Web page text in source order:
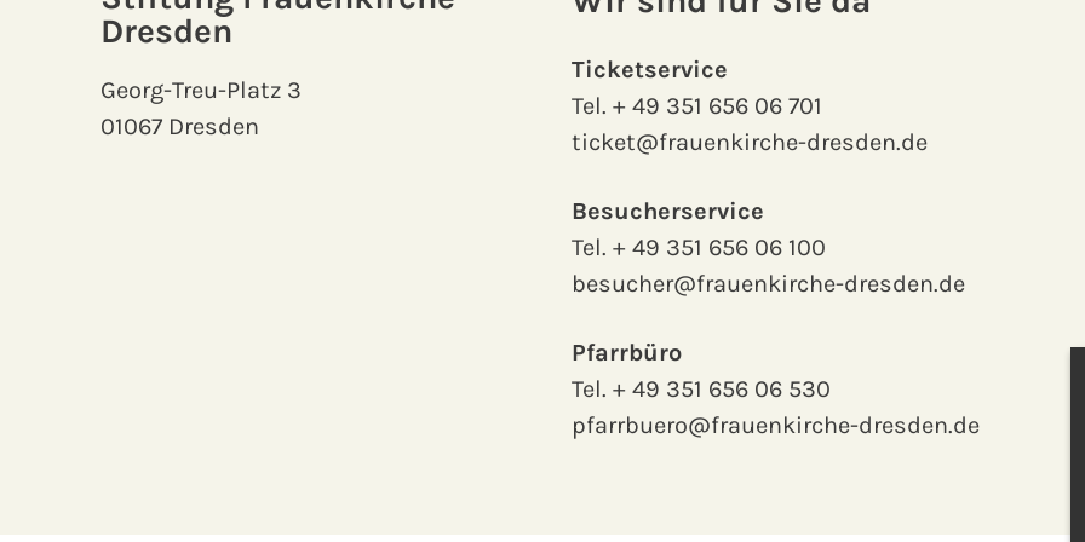
Dresden
Georg-Treu-Platz 3
01067 Dresden
Ticketservice
Tel.+ 49 351 656 06 701
ticket@frauenkirche-dresden.de
Besucherservice
Tel.+ 49 351 656 06 100
besucher@frauenkirche-dresden.de
Pfarrbüro
Tel.+ 49 351 656 06 530
pfarrbuero@frauenkirche-dresden.de